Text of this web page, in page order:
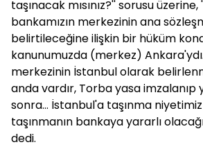
taşınacak mısınız?'' sorusu
bankamızın merkezinin ana
belirtileceğine ilişkin bir hüküm
kanunumuzda (merkez)
merkezinin İstanbul olarak
anda vardır, Torba yasa imzalanıp
sonra... İstanbul'a taşınma
taşınmanın bankaya yararlı
dedi.